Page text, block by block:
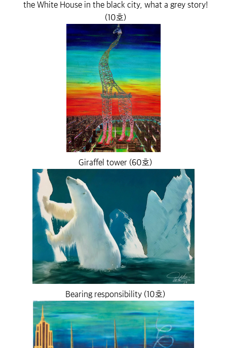
the White House in the black city, what a grey story!
(10호)
Giraffel tower (60호)
Bearing responsibility (10호)